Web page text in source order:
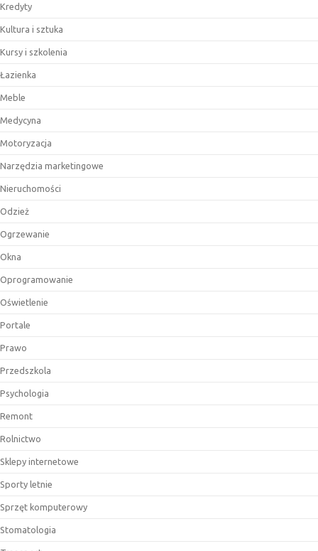
Kredyty
Kultura i sztuka
Kursy i szkolenia
Łazienka
Meble
Medycyna
Motoryzacja
Narzędzia marketingowe
Nieruchomości
Odzież
Ogrzewanie
Okna
Oprogramowanie
Oświetlenie
Portale
Prawo
Przedszkola
Psychologia
Remont
Rolnictwo
Sklepy internetowe
Sporty letnie
Sprzęt komputerowy
Stomatologia